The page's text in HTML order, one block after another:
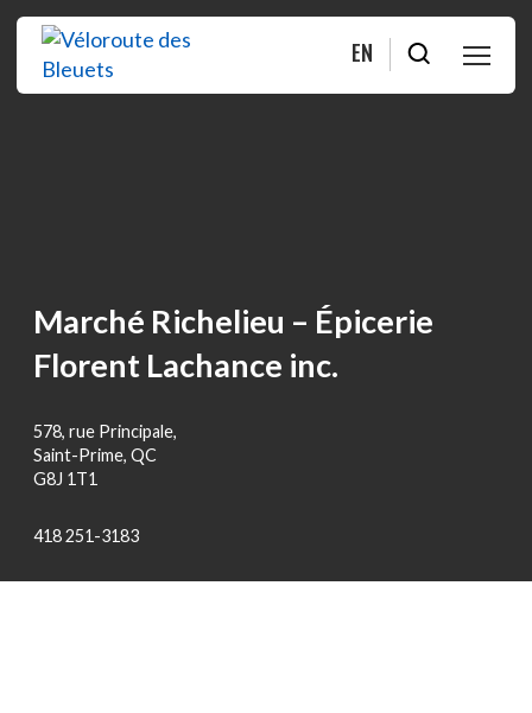
EN
À PROPOS
FAQ
Blogue
Marché Richelieu – Épicerie
Florent Lachance inc.
578, rue Principale,
Saint-Prime, QC
G8J 1T1
418 251-3183